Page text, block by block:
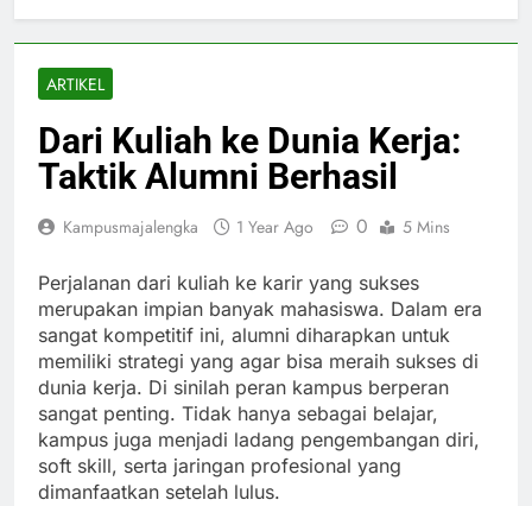
ARTIKEL
Dari Kuliah ke Dunia Kerja:
Taktik Alumni Berhasil
Kampusmajalengka 1 Year Ago 0 5 Mins
Perjalanan dari kuliah ke karir yang sukses
merupakan impian banyak mahasiswa. Dalam era
sangat kompetitif ini, alumni diharapkan untuk
memiliki strategi yang agar bisa meraih sukses di
dunia kerja. Di sinilah peran kampus berperan
sangat penting. Tidak hanya sebagai belajar,
kampus juga menjadi ladang pengembangan diri,
soft skill, serta jaringan profesional yang
dimanfaatkan setelah lulus.